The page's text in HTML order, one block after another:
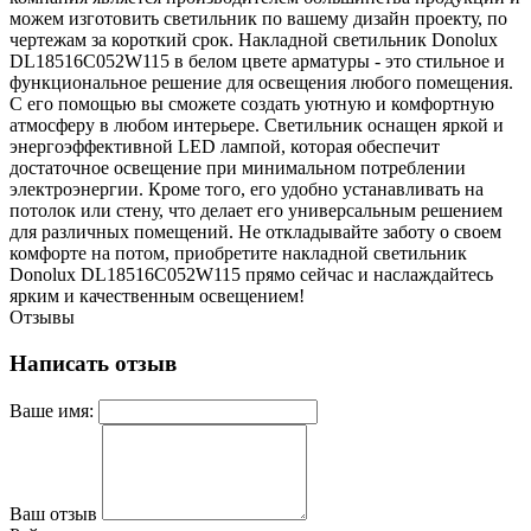
можем изготовить светильник по вашему дизайн проекту, по
чертежам за короткий срок. Накладной светильник Donolux
DL18516C052W115 в белом цвете арматуры - это стильное и
функциональное решение для освещения любого помещения.
С его помощью вы сможете создать уютную и комфортную
атмосферу в любом интерьере. Светильник оснащен яркой и
энергоэффективной LED лампой, которая обеспечит
достаточное освещение при минимальном потреблении
электроэнергии. Кроме того, его удобно устанавливать на
потолок или стену, что делает его универсальным решением
для различных помещений. Не откладывайте заботу о своем
комфорте на потом, приобретите накладной светильник
Donolux DL18516C052W115 прямо сейчас и наслаждайтесь
ярким и качественным освещением!
Отзывы
Написать отзыв
Ваше имя:
Ваш отзыв